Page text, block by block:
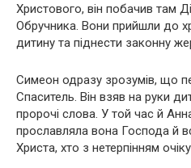
Христового, він побачив там
Обручника. Вони прийшли до
дитину та піднести законну
Симеон одразу зрозумів, що
Спаситель. Він взяв на руки
пророчі слова. У той час й
прославляла вона Господа й
Христа, хто з нетерпінням